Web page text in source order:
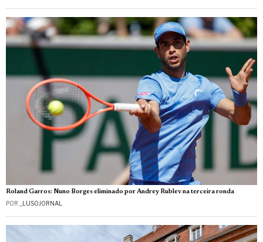
Roland Garros: Nuno Borges eliminado por Andrey Rublev na terceira ronda
POR _LUSOJORNAL